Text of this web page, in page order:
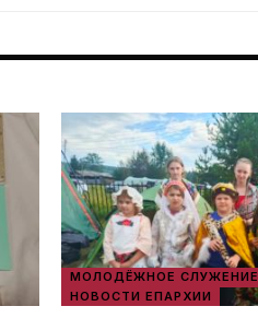
МОЛОДЁЖНОЕ СЛУЖЕНИЕ
НОВОСТИ ЕПАРХИИ